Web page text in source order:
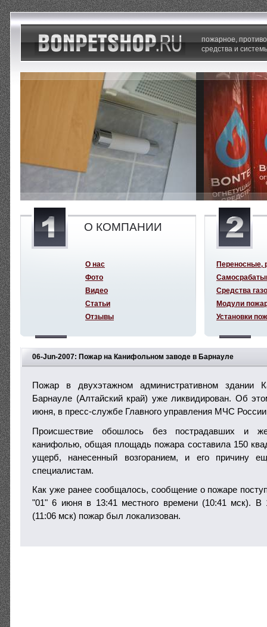
06-Jun-2007: Пожар на Канифольном заводе в Барнауле
Пожар в двухэтажном административном здании
Барнауле (Алтайский край) уже ликвидирован. Об
июня, в пресс-службе Главного управления МЧС
Происшествие обошлось без пострадавших и
канифолью, общая площадь пожара составила 150
ущерб, нанесенный возгоранием, и его причину
специалистам.
Как уже ранее сообщалось, сообщение о пожаре
"01" 6 июня в 13:41 местного времени (10:41 мск). В
(11:06 мск) пожар был локализован.
пожарное,
средства и
О КОМПАНИИ
О нас
Фото
Видео
Статьи
Отзывы
Переносные,
Средства
Модули
Установки